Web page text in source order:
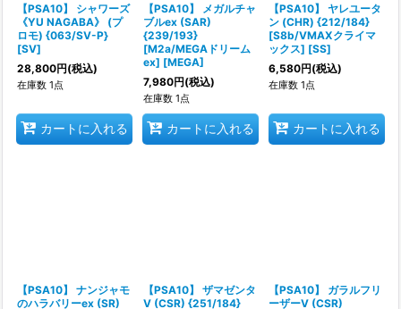
【PSA10】 シャワーズ
《YU NAGABA》 (プ
ロモ) {063/SV-P}
[SV]
28,800円(税込)
在庫数 1点
カートに入れる
【PSA10】 メガルチャ
ブルex (SAR)
{239/193}
[M2a/MEGAドリーム
ex] [MEGA]
7,980円(税込)
在庫数 1点
カートに入れる
【PSA10】 ヤレユータ
ン (CHR) {212/184}
[S8b/VMAXクライマ
ックス] [SS]
6,580円(税込)
在庫数 1点
カートに入れる
【PSA10】 ナンジャモ
のハラバリーex (SR)
【PSA10】 ザマゼンタ
V (CSR) {251/184}
【PSA10】 ガラルフリ
ーザーV (CSR)